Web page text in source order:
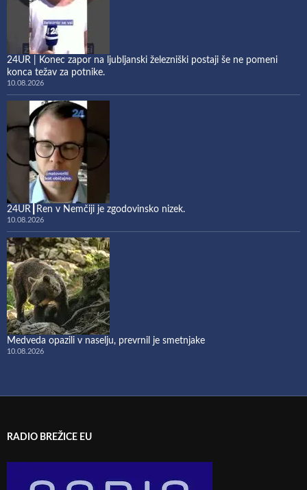
24UR | Konec zapor na ljubljanski železniški postaji še ne pomeni
konca težav za potnike.
10.08.2026
24UR┃Ren v Nemčiji je zgodovinsko nizek.
10.08.2026
Medveda opazili v naselju, prevrnil je smetnjake
10.08.2026
RADIO BREŽICE EU